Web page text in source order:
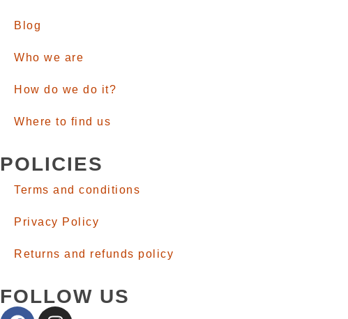
Blog
Who we are
How do we do it?
Where to find us
POLICIES
Terms and conditions
Privacy Policy
Returns and refunds policy
FOLLOW US